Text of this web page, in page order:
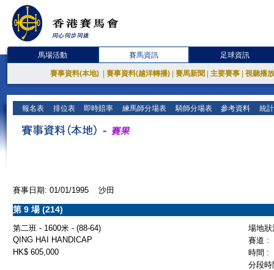
馬場活動 賽馬資訊 足球資訊
賽事資料(本地) 賽事資料(越洋轉播) 賽馬新聞 主要賽事 視聽播
報名表 排位表 即時賠率 練馬師分場表 騎師分場表 參考資料 統
賽事日期: 01/01/1995 沙田
第 9 場 (214)
第二班 - 1600米 - (88-64)
場地
QING HAI HANDICAP
賽道 :
HK$ 605,000
時間 :
分段